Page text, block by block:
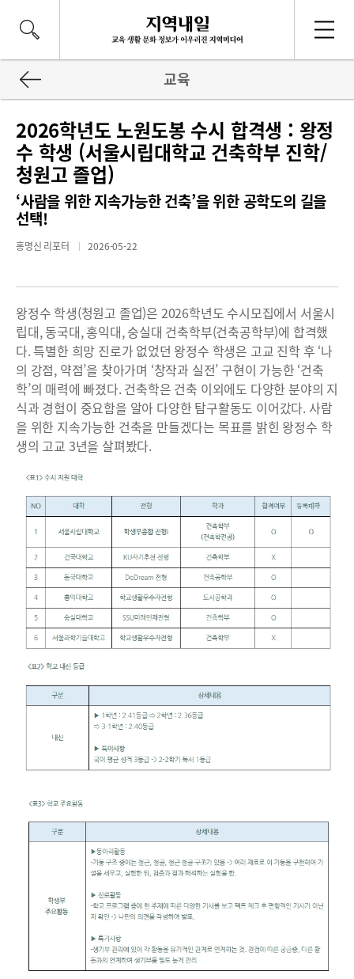
교육
2026학년도 노원도봉 수시 합격생 : 왕정
수 학생 (서울시립대학교 건축학부 진학/
청원고 졸업)
‘사람을 위한 지속가능한 건축’을 위한 공학도의 길을
선택!
홍명신 리포터 2026-05-22
왕정수 학생(청원고 졸업)은 2026학년도 수시모집에서 서울시
립대, 동국대, 홍익대, 숭실대 건축학부(건축공학부)에 합격했
다. 특별한 희망 진로가 없었던 왕정수 학생은 고교 진학 후 ‘나
의 강점, 약점’을 찾아가며 ‘창작과 실전’ 구현이 가능한 ‘건축
학’의 매력에 빠졌다. 건축학은 건축 이외에도 다양한 분야의 지
식과 경험이 중요함을 알아 다양한 탐구활동도 이어갔다. 사람
을 위한 지속가능한 건축을 만들겠다는 목표를 밝힌 왕정수 학
생의 고교 3년을 살펴봤다.